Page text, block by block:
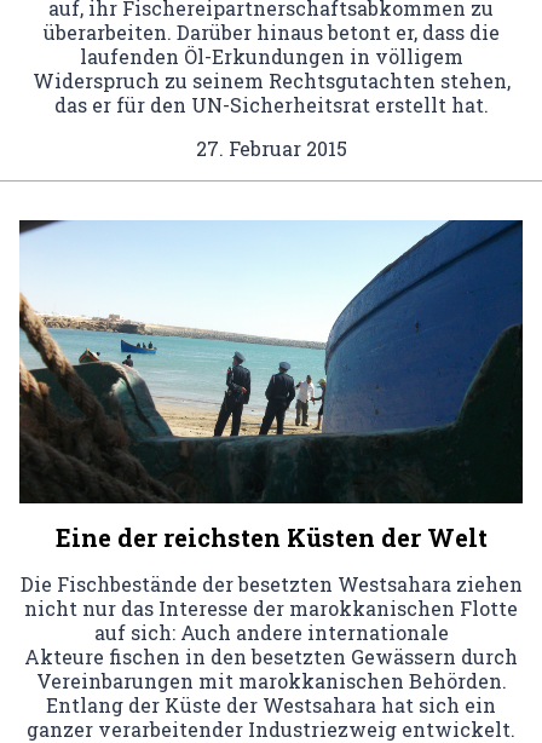
auf, ihr Fischereipartnerschaftsabkommen zu
überarbeiten. Darüber hinaus betont er, dass die
laufenden Öl-Erkundungen in völligem
Widerspruch zu seinem Rechtsgutachten stehen,
das er für den UN-Sicherheitsrat erstellt hat.
27. Februar 2015
Eine der reichsten Küsten der Welt
Die Fischbestände der besetzten Westsahara ziehen
nicht nur das Interesse der marokkanischen Flotte
auf sich: Auch andere internationale
Akteure fischen in den besetzten Gewässern durch
Vereinbarungen mit marokkanischen Behörden.
Entlang der Küste der Westsahara hat sich ein
ganzer verarbeitender Industriezweig entwickelt.